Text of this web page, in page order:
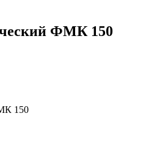
ФМК 150
150